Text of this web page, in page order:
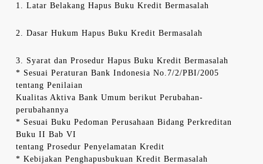
1. Latar Belakang Hapus Buku Kredit Bermasalah
2. Dasar Hukum Hapus Buku Kredit Bermasalah
3. Syarat dan Prosedur Hapus Buku Kredit Bermasalah
* Sesuai Peraturan Bank Indonesia No.7/2/PBI/2005
tentang Penilaian
Kualitas Aktiva Bank Umum berikut Perubahan-
perubahannya
* Sesuai Buku Pedoman Perusahaan Bidang Perkreditan
Buku II Bab VI
tentang Prosedur Penyelamatan Kredit
* Kebijakan Penghapusbukuan Kredit Bermasalah